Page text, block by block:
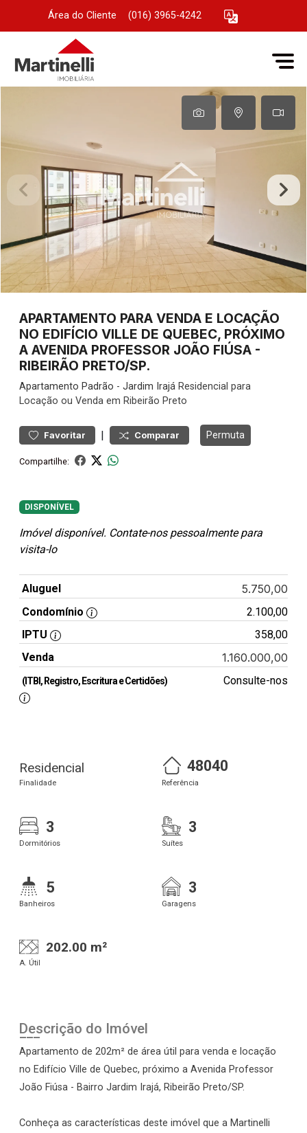
Área do Cliente (016) 3965-4242
APARTAMENTO PARA VENDA E LOCAÇÃO
NO EDIFÍCIO VILLE DE QUEBEC, PRÓXIMO
A AVENIDA PROFESSOR JOÃO FIÚSA -
RIBEIRÃO PRETO/SP.
Apartamento Padrão - Jardim Irajá Residencial para
Locação ou Venda em Ribeirão Preto
Favoritar | Comparar Permuta
Compartilhe:
DISPONÍVEL
Imóvel disponível. Contate-nos pessoalmente para
visita-lo
Aluguel 5.750,00
Condomínio
2.100,00
IPTU
358,00
Venda
1.160.000,00
(ITBI, Registro, Escritura e Certidões) Consulte-nos
Residencial
Finalidade
48040
Referência
3
Dormitórios
3
Suítes
5
Banheiros
3
Garagens
202.00 m²
A. Útil
Descrição do Imóvel
Apartamento de 202m² de área útil para venda e locação
no Edifício Ville de Quebec, próximo a Avenida Professor
João Fiúsa - Bairro Jardim Irajá, Ribeirão Preto/SP.
Conheça as características deste imóvel que a Martinelli